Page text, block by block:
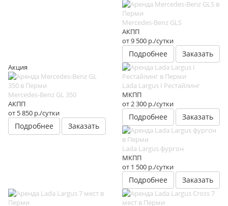
Mercedes-Benz GLS
АКПП
от 9 500 р./сутки
Подробнее Заказать
Акция
Mercedes-Benz GL 350
АКПП
от 5 850 р./сутки
Подробнее Заказать
Lada Largus I Рестайлинг
МКПП
от 2 300 р./сутки
Подробнее Заказать
Lada Largus фургон
МКПП
от 1 500 р./сутки
Подробнее Заказать